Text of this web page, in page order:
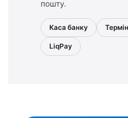
пошту.
Каса банку
LiqPay